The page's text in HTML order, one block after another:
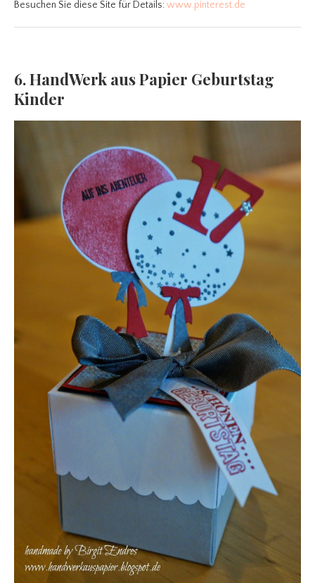
Besuchen Sie diese Site für Details:www.pinterest.de
6. HandWerk aus Papier Geburtstag
Kinder